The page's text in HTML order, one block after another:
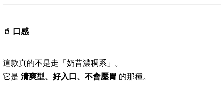
🥤 口感
這款真的不是走「奶昔濃稠系」。
它是 清爽型、好入口、不會壓胃 的那種。